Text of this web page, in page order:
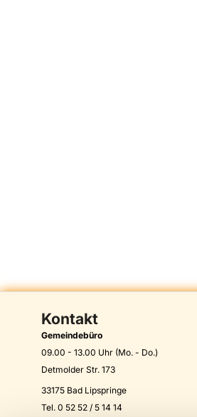
Kontakt
Gemeindebüro
09.00 - 13.00 Uhr (Mo. - Do.)
Detmolder Str. 173
33175 Bad Lipspringe
Tel. 0 52 52 / 5 14 14